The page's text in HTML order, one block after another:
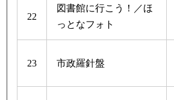
22
図書館に行こう！／ほ
っとなフォト
23 市政羅針盤